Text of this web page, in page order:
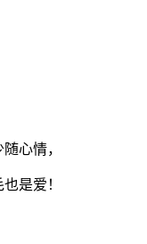
心情，
是爱！